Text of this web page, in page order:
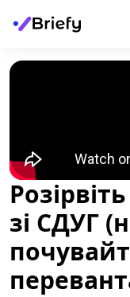
зі СДУГ